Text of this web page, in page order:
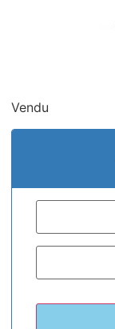
Vendu